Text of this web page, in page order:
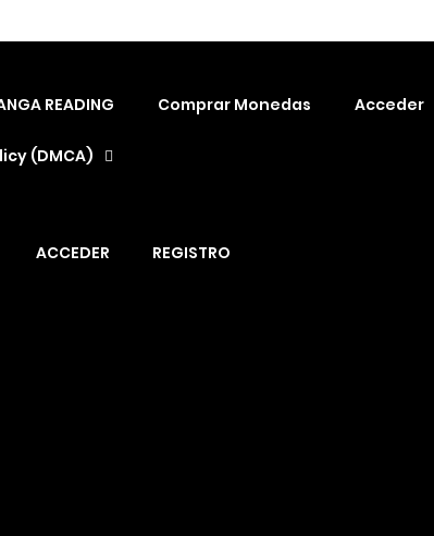
READING Comprar Monedas Acceder
(DMCA)
ACCEDER REGISTRO